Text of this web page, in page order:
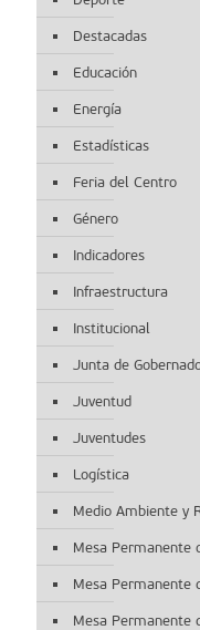
Destacadas
Educación
Energía
Estadísticas
Feria del Centro
Género
Indicadores
Infraestructura
Institucional
Junta de
Juventud
Juventudes
Logística
Medio Ambiente y
Mesa Permanente
Mesa Permanente
Mesa Permanente